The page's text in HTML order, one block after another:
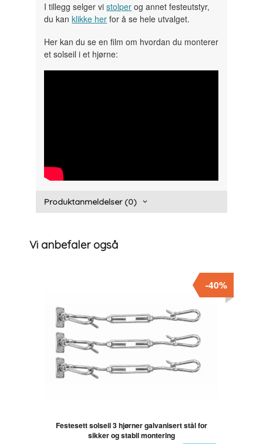
I tillegg selger vistolper og annet festeutstyr,
du kanklikke her for å se hele utvalget.
Her kan du se en film om hvordan du monterer
et solseil i et hjørne:
" width="300" height="150">
Produktanmeldelser (0)
Vi anbefaler også
Festesett solseil 3 hjørner galvanisert stål for
sikker og stabil montering
-40%